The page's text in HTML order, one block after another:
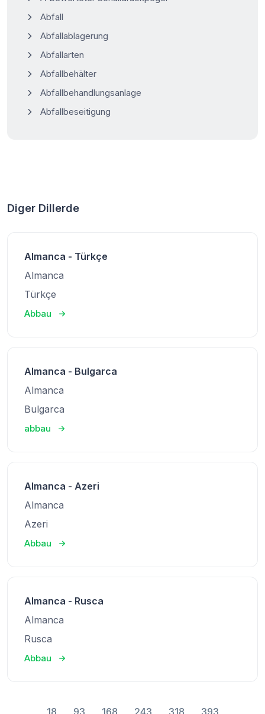
Abfall
Abfallablagerung
Abfallarten
Abfallbehälter
Abfallbehandlungsanlage
Abfallbeseitigung
Diger Dillerde
Almanca - Türkçe
Almanca
Türkçe
Abbau
Almanca - Bulgarca
Almanca
Bulgarca
abbau
Almanca - Azeri
Almanca
Azeri
Abbau
Almanca - Rusca
Almanca
Rusca
Abbau
18 93 168 243 318 393